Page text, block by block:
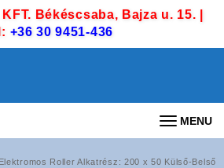
Békéscsaba, Bajza u. 15. |
+36 30 9451-436
MENU
Elektromos Roller Alkatrész: 200 x 50 Külső-Belső